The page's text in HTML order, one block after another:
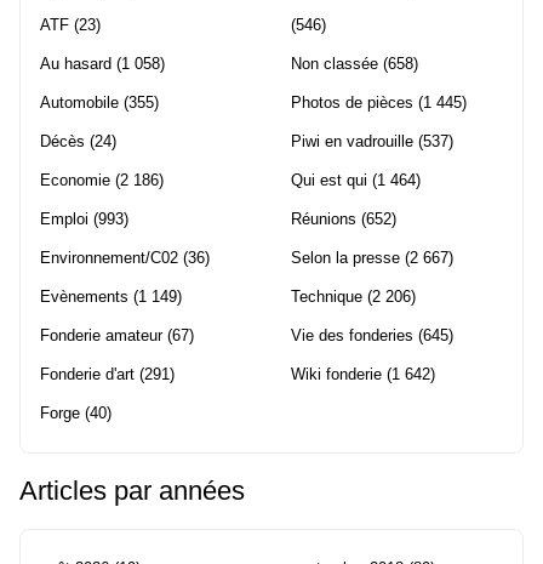
ATF (23)
Au hasard (1 058)
Automobile (355)
Décès (24)
Economie (2 186)
Emploi (993)
Environnement/C02 (36)
Evènements (1 149)
Fonderie amateur(67)
Fonderie d'art (291)
Forge (40)
(546)
Non classée (658)
Photos de pièces (1 445)
Piwi en vadrouille (537)
Qui est qui (1 464)
Réunions (652)
Selon la presse (2 667)
Technique (2 206)
Vie des fonderies (645)
Wiki fonderie (1 642)
Articles par années